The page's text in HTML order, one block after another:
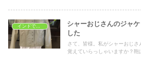
インドでショッピング
シャーおじさんのジャ
した
さて、皆様。私がシャーおじさ
覚えていらっしゃいますか？鞄